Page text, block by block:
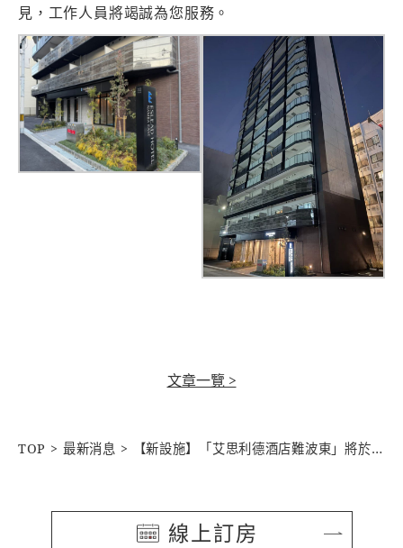
見，工作人員將竭誠為您服務。
文章一覽 >
TOP 最新消息 【新設施】「艾思利德酒店難波東」將於2026年4月盛大開幕
線上訂房